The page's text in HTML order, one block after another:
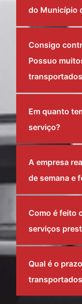
do Município
Consigo
Possuo
Em quanto
serviço?
A empresa
de semana e
Como é feito
serviços
Qual é o